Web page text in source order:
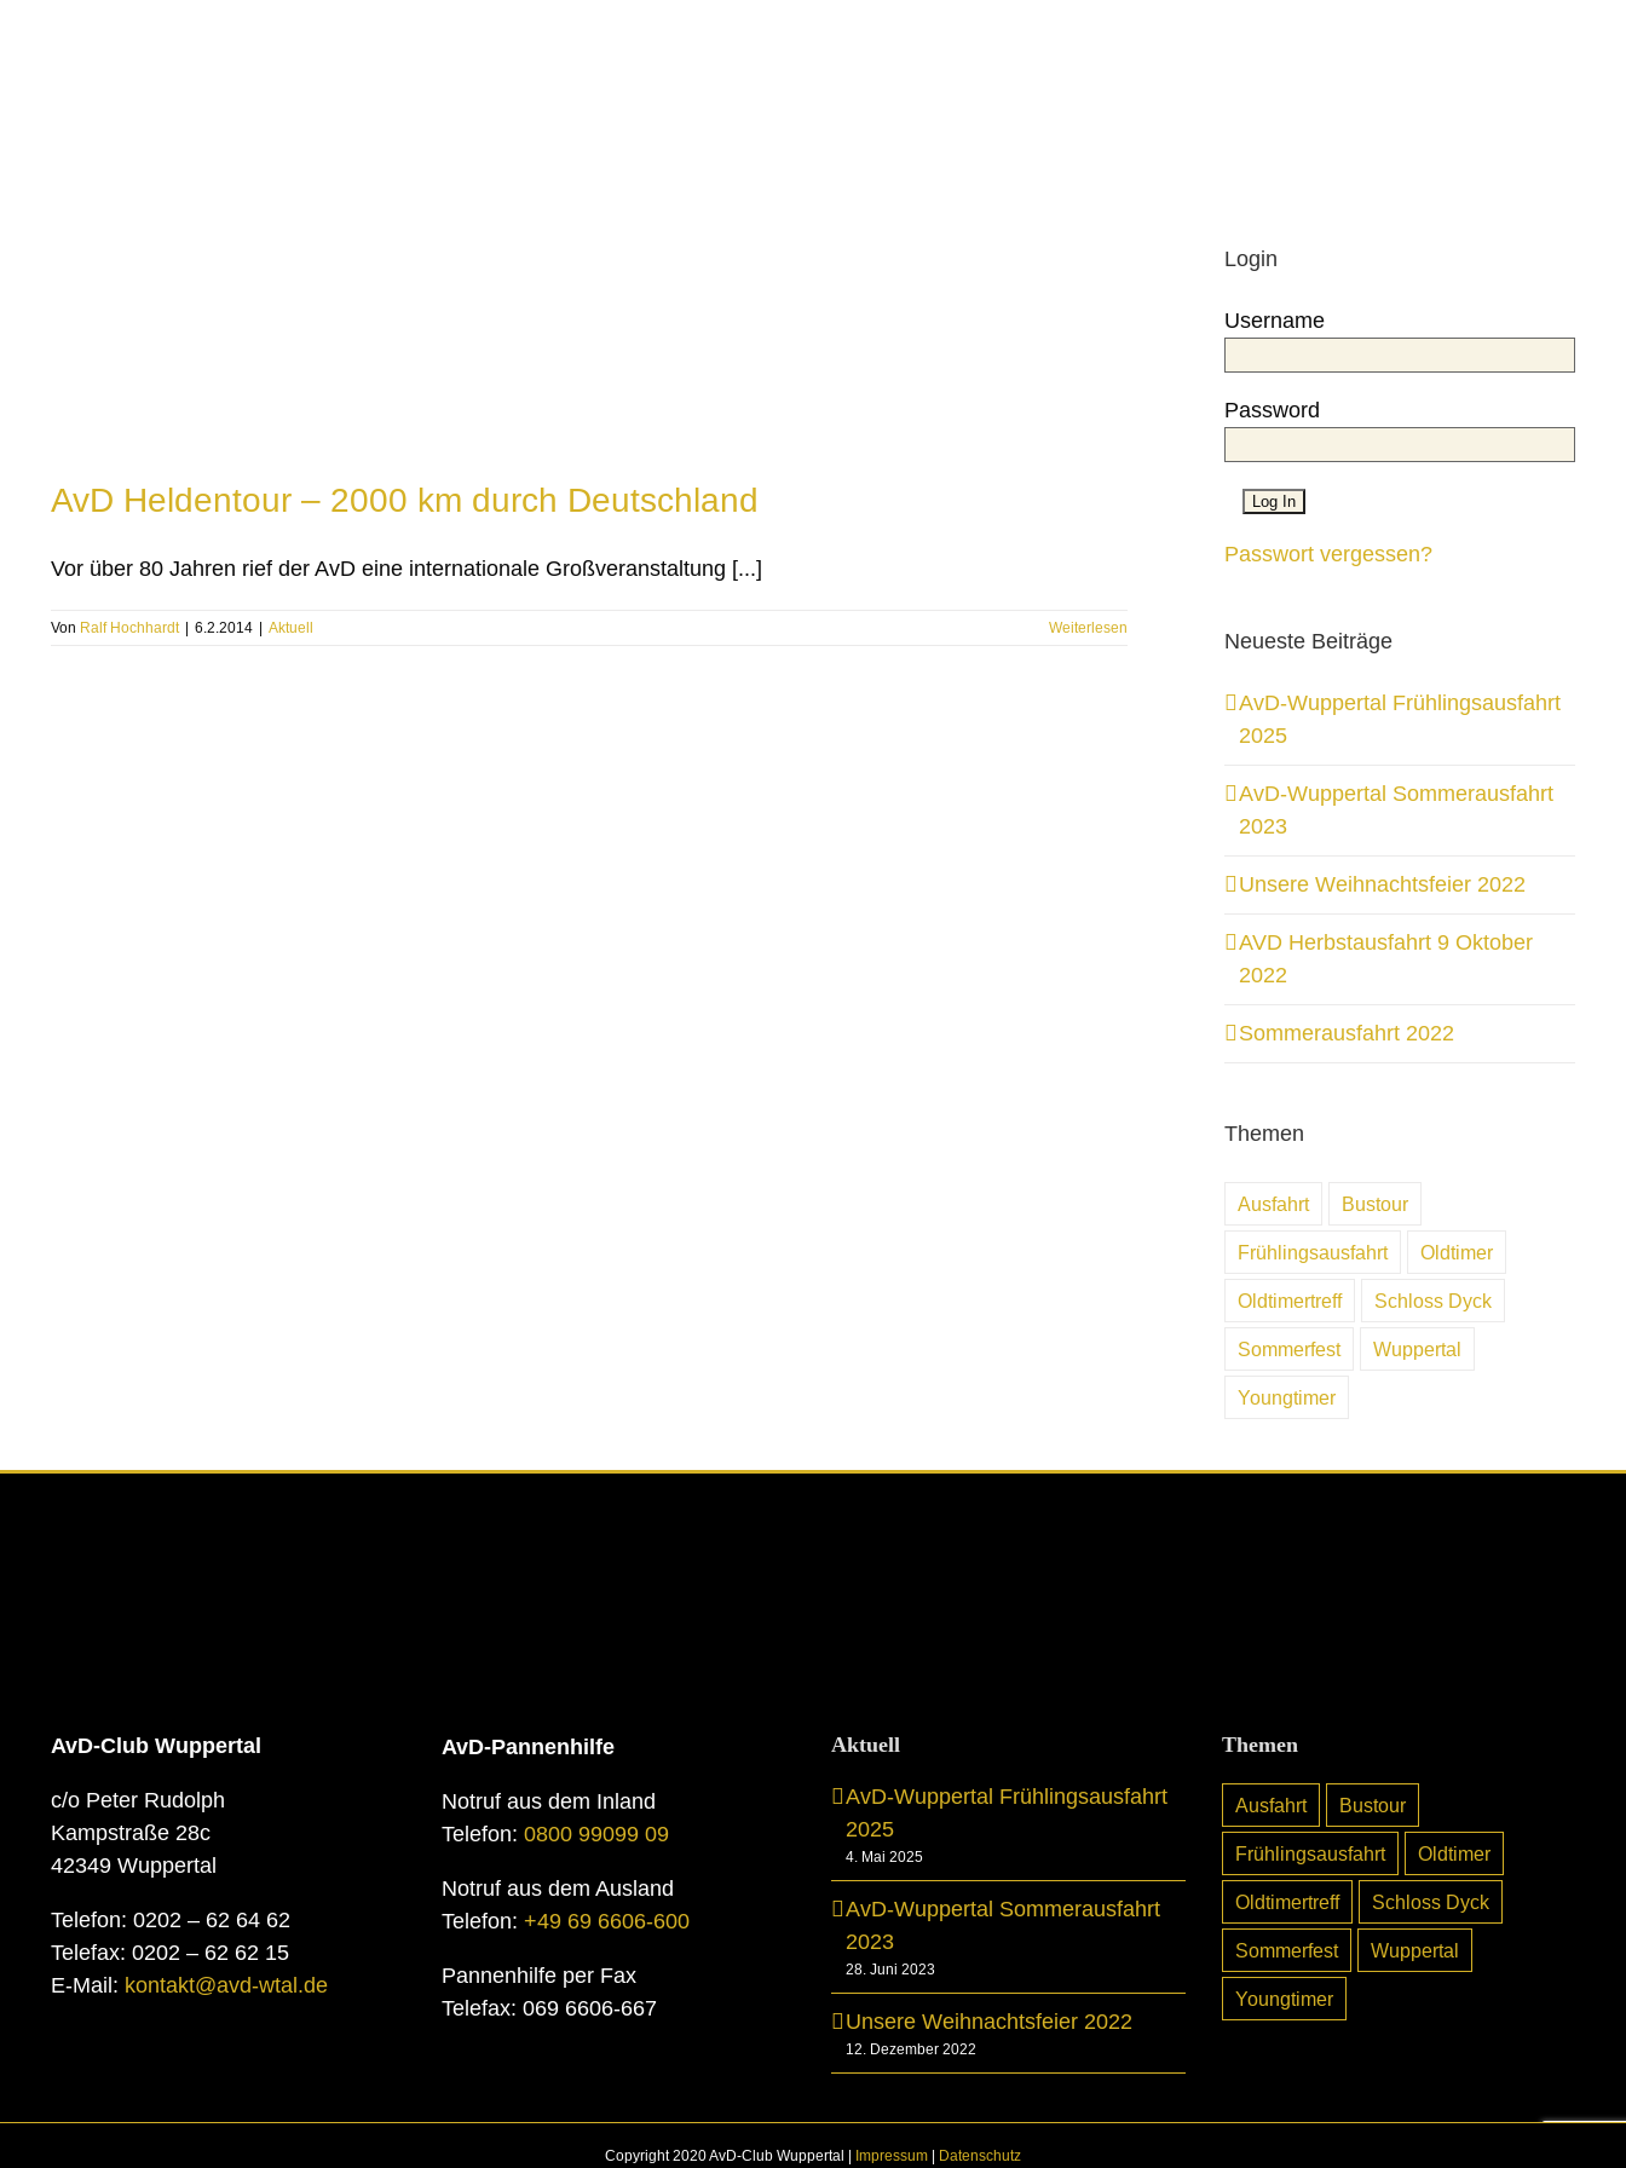
AvD Heldentour – 2000 km durch Deutschland
Vor über 80 Jahren rief der AvD eine internationale Großveranstaltung [...]
Von Ralf Hochhardt 6.2.2014 Aktuell Weiterlesen
Login
Username
Password
Passwort vergessen?
Neueste Beiträge
AvD-Wuppertal Frühlingsausfahrt
2025
AvD-Wuppertal Sommerausfahrt
2023
Unsere Weihnachtsfeier 2022
AVD Herbstausfahrt 9 Oktober
2022
Sommerausfahrt 2022
Themen
Ausfahrt Bustour
Frühlingsausfahrt Oldtimer
Oldtimertreff Schloss Dyck
Sommerfest Wuppertal
Youngtimer
AvD-Club Wuppertal
c/o Peter Rudolph
Kampstraße 28c
42349 Wuppertal
Telefon: 0202 – 62 64 62
Telefax: 0202 – 62 62 15
E-Mail: kontakt@avd-wtal.de
AvD-Pannenhilfe
Notruf aus dem Inland
Telefon: 0800 99099 09
Notruf aus dem Ausland
Telefon: +49 69 6606-600
Pannenhilfe per Fax
Telefax: 069 6606-667
Aktuell
AvD-Wuppertal Frühlingsausfahrt
2025
4. Mai 2025
AvD-Wuppertal Sommerausfahrt
2023
28. Juni 2023
Unsere Weihnachtsfeier 2022
12. Dezember 2022
Themen
Ausfahrt Bustour
Frühlingsausfahrt Oldtimer
Oldtimertreff Schloss Dyck
Sommerfest Wuppertal
Youngtimer
Copyright 2020 AvD-Club Wuppertal | Impressum | Datenschutz